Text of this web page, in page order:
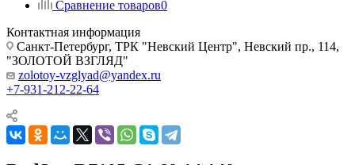
Сравнение товаров0
Контактная информация
Санкт-Петербург, ТРК "Невский Центр", Невский пр., 114,
"ЗОЛОТОЙ ВЗГЛЯД"
zolotoy-vzglyad@yandex.ru
+7-931-212-22-64